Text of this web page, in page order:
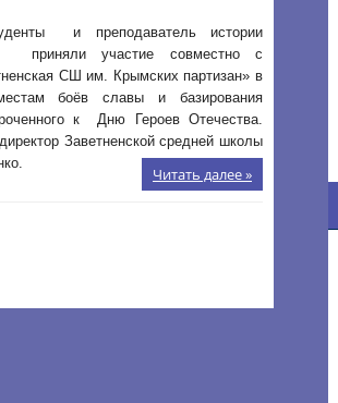
и преподаватель истории
участие совместно с
СШ им. Крымских партизан» в
боёв славы и базирования
к Дню Героев Отечества.
Заветненской средней школы
Читать далее »